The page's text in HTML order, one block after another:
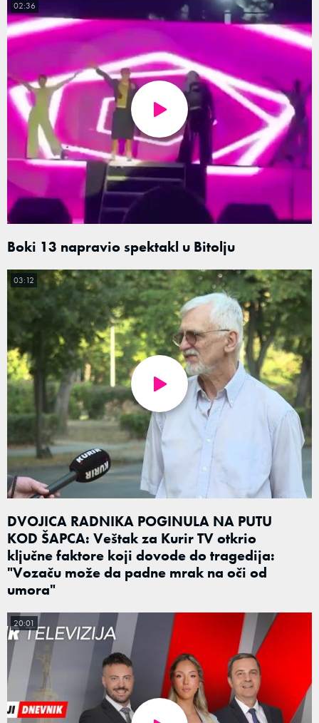
Boki 13 napravio spektakl u Bitolju
02:36
DVOJICA RADNIKA POGINULA NA PUTU
KOD ŠAPCA: Veštak za Kurir TV otkrio
ključne faktore koji dovode do tragedija:
"Vozaču može da padne mrak na oči od
umora"
03:12
20:01